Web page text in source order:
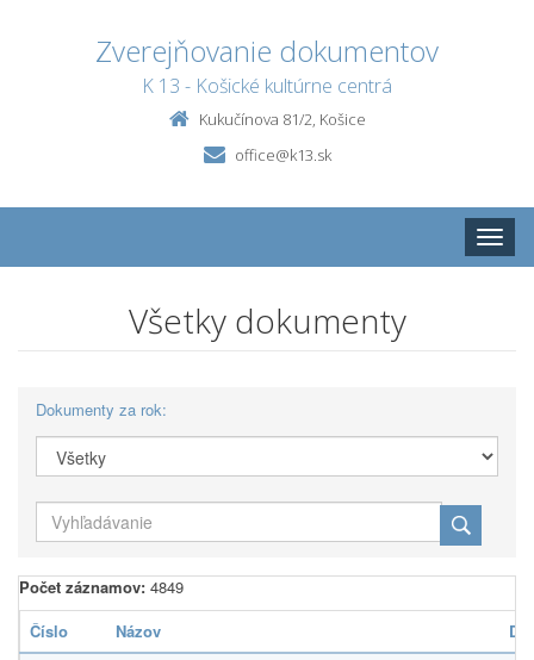
Zverejňovanie dokumentov
K 13 - Košické kultúrne centrá
Kukučínova 81/2, Košice
office@k13.sk
Toggle
Všetky dokumenty
Dokumenty za rok:
Počet záznamov: 4849
Číslo
Názov